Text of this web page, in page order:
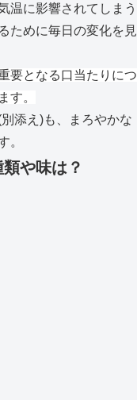
温に影響されてしまう
ために毎日の変化を見
要となる口当たりにつ
す。
添え)も、まろやかな
。
や味は？